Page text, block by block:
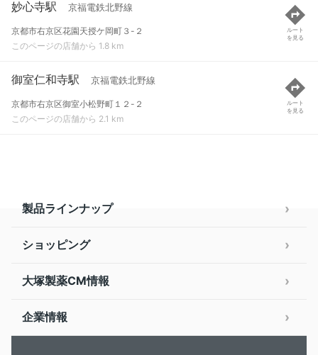
妙心寺駅 京福電鉄北野線
京都市右京区花園天授ケ岡町３-２
このページの店舗から 1.8 km
ルート
を見る
御室仁和寺駅 京福電鉄北野線
京都市右京区御室小松野町１２-２
このページの店舗から 2.1 km
ルート
を見る
製品ラインナップ
ショッピング
大塚製薬CM情報
企業情報